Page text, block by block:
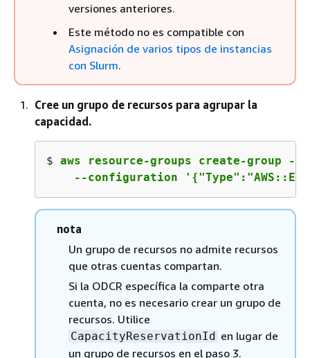
versiones anteriores.
Este método no es compatible con
Asignación de varios tipos de instancias
con Slurm.
Cree un grupo de recursos para agrupar la
capacidad.
$ aws resource-groups create-group --
    --configuration '
{
nota
Un grupo de recursos no admite recursos
que otras cuentas compartan.
Si la ODCR específica la comparte otra
cuenta, no es necesario crear un grupo de
recursos. Utilice
CapacityReservationId en lugar de
un grupo de recursos en el paso 3.